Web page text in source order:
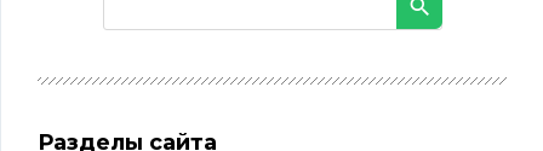
Разделы сайта